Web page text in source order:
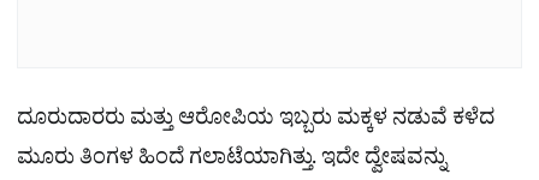
ದೂರುದಾರರು ಮತ್ತು ಆರೋಪಿಯ ಇಬ್ಬರು ಮಕ್ಕಳ ನಡುವೆ ಕಳೆದ
ಮೂರು ತಿಂಗಳ ಹಿಂದೆ ಗಲಾಟೆಯಾಗಿತ್ತು. ಇದೇ ದ್ವೇಷವನ್ನು